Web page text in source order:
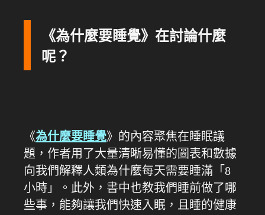
《為什麼要睡覺》在討論什麼
呢？
《為什麼要睡覺》的內容聚焦在睡眠議
題，作者用了大量清晰易懂的圖表和數據
向我們解釋人類為什麼每天需要睡滿「8
小時」。此外，書中也教我們睡前做了哪
些事，能夠讓我們快速入眠，且睡的健康